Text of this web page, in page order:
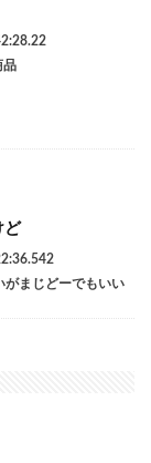
品
ど
がまじどーでもいい